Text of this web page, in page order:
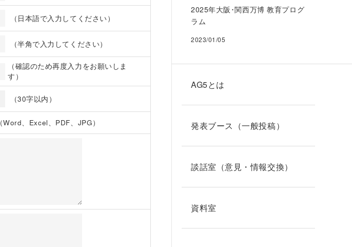
（日本語で入力してください）
（半角で入力してください）
（確認のため再度入力をお願いしま
す）
（30字以内）
（Word、Excel、PDF、JPG）
2025年大阪･関西万博 教育プログ
ラム
2023/01/05
AG5とは
発表ブース（一般投稿）
談話室（意見・情報交換）
資料室